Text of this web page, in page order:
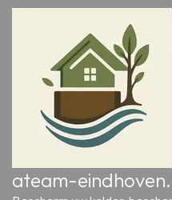
Ga
ateam-